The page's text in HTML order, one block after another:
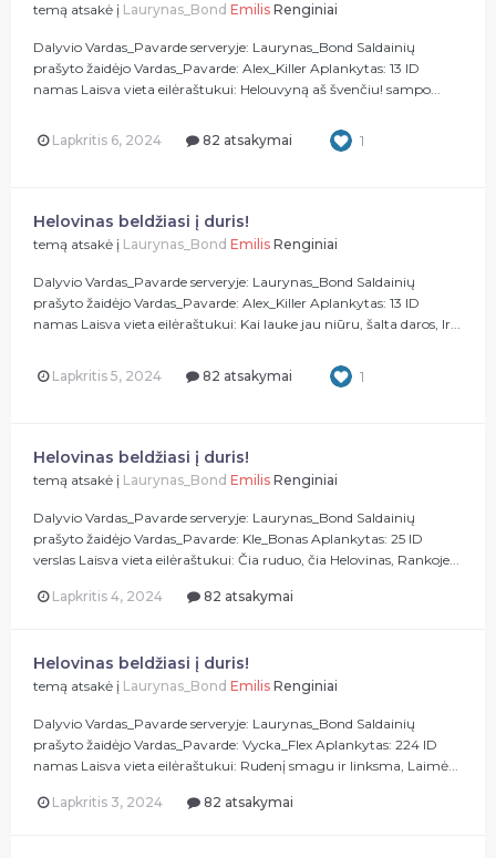
temą atsakė į Laurynas_Bond Emilis Renginiai
Dalyvio Vardas_Pavarde serveryje: Laurynas_Bond Saldainių
prašyto žaidėjo Vardas_Pavarde: Alex_Killer Aplankytas: 13 ID
namas Laisva vieta eilėraštukui: Helouvyną aš švenčiu! sampo...
Lapkritis 6, 2024 82 atsakymai 1
Helovinas beldžiasi į duris!
temą atsakė į Laurynas_Bond Emilis Renginiai
Dalyvio Vardas_Pavarde serveryje: Laurynas_Bond Saldainių
prašyto žaidėjo Vardas_Pavarde: Alex_Killer Aplankytas: 13 ID
namas Laisva vieta eilėraštukui: Kai lauke jau niūru, šalta daros, Ir...
Lapkritis 5, 2024 82 atsakymai 1
Helovinas beldžiasi į duris!
temą atsakė į Laurynas_Bond Emilis Renginiai
Dalyvio Vardas_Pavarde serveryje: Laurynas_Bond Saldainių
prašyto žaidėjo Vardas_Pavarde: Kle_Bonas Aplankytas: 25 ID
verslas Laisva vieta eilėraštukui: Čia ruduo, čia Helovinas, Rankoje...
Lapkritis 4, 2024 82 atsakymai
Helovinas beldžiasi į duris!
temą atsakė į Laurynas_Bond Emilis Renginiai
Dalyvio Vardas_Pavarde serveryje: Laurynas_Bond Saldainių
prašyto žaidėjo Vardas_Pavarde: Vycka_Flex Aplankytas: 224 ID
namas Laisva vieta eilėraštukui: Rudenį smagu ir linksma, Laimė...
Lapkritis 3, 2024 82 atsakymai